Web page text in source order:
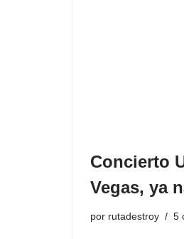
Concierto
Vegas, ya
por rutadestroy 5